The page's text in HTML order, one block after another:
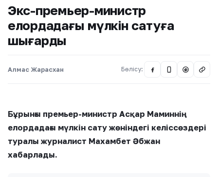
Экс-премьер-министр
елордадағы мүлкін сатуға
шығарды
Алмас Жарасхан Бөлісу: @
Бұрынғы премьер-министр Асқар Маминнің
елордадағы мүлкін сату жөніндегі келіссөздері
туралы журналист Махамбет Әбжан
хабарлады.